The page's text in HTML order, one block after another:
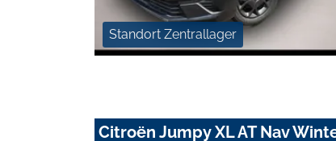
Standort Zentrallager
Citroën Jumpy XL AT Nav